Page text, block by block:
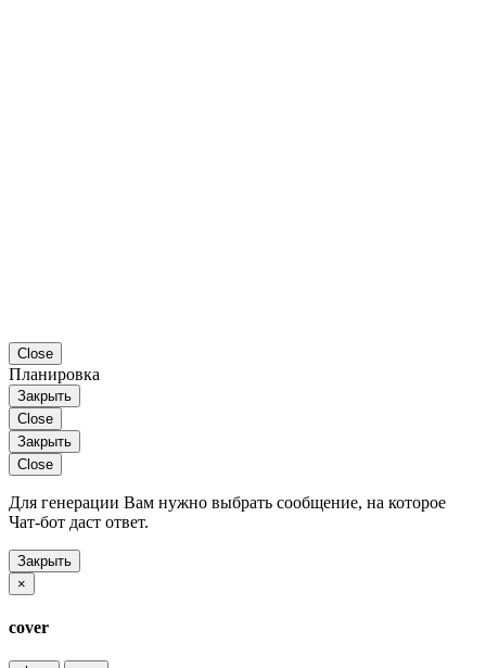
Close
Планировка
Закрыть
Close
Закрыть
Close
Для генерации Вам нужно выбрать сообщение, на которое
Чат-бот даст ответ.
Закрыть
×
cover